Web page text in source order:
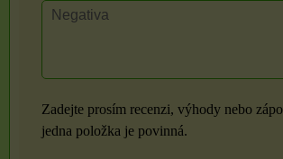
Zadejte prosím recenzi, výhody nebo
jedna položka je povinná.